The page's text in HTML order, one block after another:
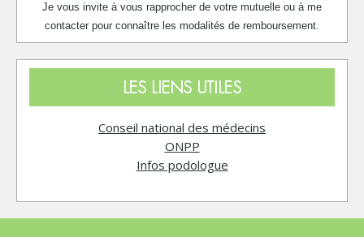
Je vous invite à vous rapprocher de votre mutuelle ou à me
contacter pour connaître les modalités de remboursement.
LES LIENS UTILES
Conseil national des médecins
ONPP
Infos podologue